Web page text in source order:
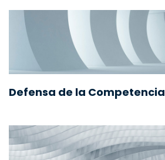
Defensa de la Competencia